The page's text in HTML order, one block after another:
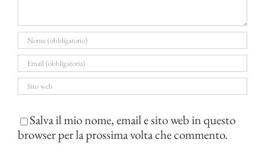
Salva il mio nome, email e sito web in questo
browser per la prossima volta che commento.